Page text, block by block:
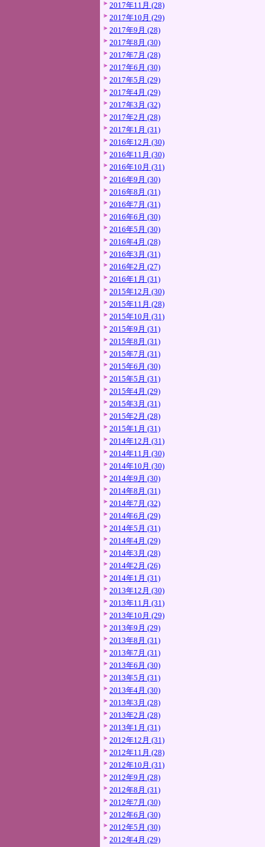
2017年11月 (28)
2017年10月 (29)
2017年9月 (28)
2017年8月 (30)
2017年7月 (28)
2017年6月 (30)
2017年5月 (29)
2017年4月 (29)
2017年3月 (32)
2017年2月 (28)
2017年1月 (31)
2016年12月 (30)
2016年11月 (30)
2016年10月 (31)
2016年9月 (30)
2016年8月 (31)
2016年7月 (31)
2016年6月 (30)
2016年5月 (30)
2016年4月 (28)
2016年3月 (31)
2016年2月 (27)
2016年1月 (31)
2015年12月 (30)
2015年11月 (28)
2015年10月 (31)
2015年9月 (31)
2015年8月 (31)
2015年7月 (31)
2015年6月 (30)
2015年5月 (31)
2015年4月 (29)
2015年3月 (31)
2015年2月 (28)
2015年1月 (31)
2014年12月 (31)
2014年11月 (30)
2014年10月 (30)
2014年9月 (30)
2014年8月 (31)
2014年7月 (32)
2014年6月 (29)
2014年5月 (31)
2014年4月 (29)
2014年3月 (28)
2014年2月 (26)
2014年1月 (31)
2013年12月 (30)
2013年11月 (31)
2013年10月 (29)
2013年9月 (29)
2013年8月 (31)
2013年7月 (31)
2013年6月 (30)
2013年5月 (31)
2013年4月 (30)
2013年3月 (28)
2013年2月 (28)
2013年1月 (31)
2012年12月 (31)
2012年11月 (28)
2012年10月 (31)
2012年9月 (28)
2012年8月 (31)
2012年7月 (30)
2012年6月 (30)
2012年5月 (30)
2012年4月 (29)